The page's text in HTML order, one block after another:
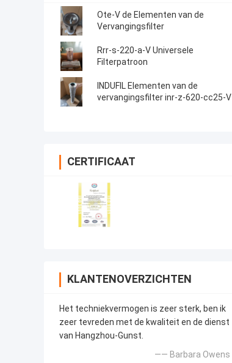
Ote-V de Elementen van de
Vervangingsfilter
Rrr-s-220-a-V Universele
Filterpatroon
INDUFIL Elementen van de
vervangingsfilter inr-z-620-cc25-V
CERTIFICAAT
KLANTENOVERZICHTEN
Het techniekvermogen is zeer sterk, ben ik
zeer tevreden met de kwaliteit en de dienst
van Hangzhou-Gunst.
—— Barbara Owens